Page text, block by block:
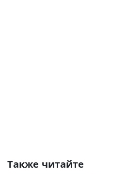
Также читайте